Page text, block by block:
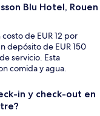
Blu Hotel, Rouen
de EUR 12 por
depósito de EUR 150
servicio. Esta
comida y agua.
in y check-out en